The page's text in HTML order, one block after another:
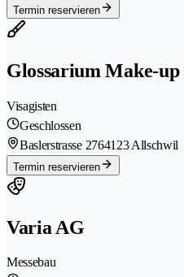
Termin reservieren
Glossarium Make-
Visagisten
Geschlossen
Baslerstrasse 2764123 Allschwil
Termin reservieren
Varia AG
Messebau